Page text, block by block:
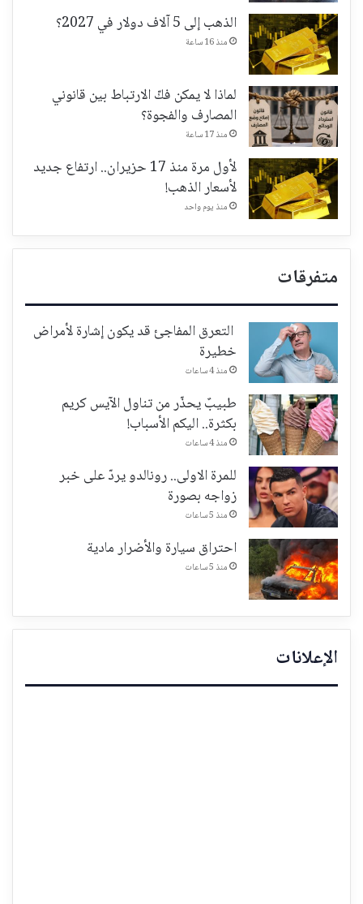
الذهب إلى 5 آلاف دولار في 2027؟
منذ 16 ساعة
لماذا لا يمكن فكّ الارتباط بين قانوني
المصارف والفجوة؟
منذ 17 ساعة
لأول مرة منذ 17 حزيران.. ارتفاع جديد
لأسعار الذهب!
منذ يوم واحد
متفرقات
التعرق المفاجئ قد يكون إشارة لأمراض
خطيرة
منذ 4 ساعات
طبيبٌ يحذّر من تناول الآيس كريم
بكثرة.. اليكم الأسباب!
منذ 4 ساعات
للمرة الاولى.. رونالدو يردّ على خبر
زواجه بصورة
منذ 5 ساعات
احتراق سيارة والأضرار مادية
منذ 5 ساعات
الإعلانات